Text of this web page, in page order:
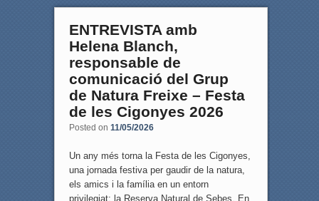
ENTREVISTA amb
Helena Blanch,
responsable de
comunicació del Grup
de Natura Freixe – Festa
de les Cigonyes 2026
Posted on 11/05/2026
Un any més torna la Festa de les Cigonyes,
una jornada festiva per gaudir de la natura,
els amics i la família en un entorn
privilegiat: la Reserva Natural de Sebes. En